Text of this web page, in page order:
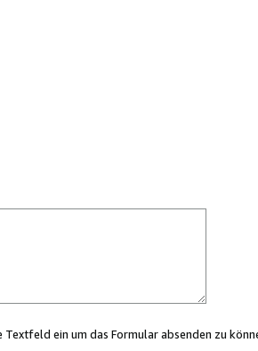
ein um das Formular absenden zu